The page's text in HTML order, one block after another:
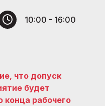
10:00 - 16:00
что допуск
будет
конца рабочего